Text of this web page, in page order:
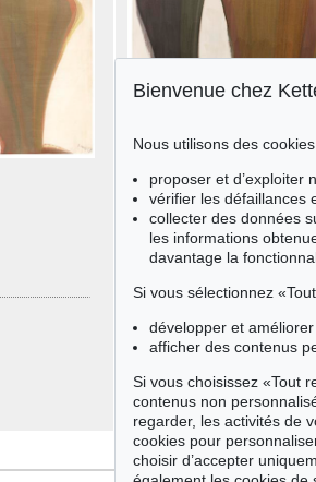
Vente 606 - lot 17
Morris Louis
Dalet Chet, 1958
Résultat:€ 619,200
Bienvenue chez
Nous utilisons des
proposer et d’exploiter
vérifier les défaillances
collecter des données
les informations
davantage la
Si vous sélectionnez
développer et
afficher des contenus
Si vous choisissez «Tout
contenus non
regarder, les activités de
cookies pour
choisir d’accepter